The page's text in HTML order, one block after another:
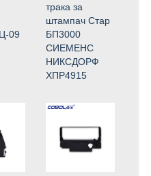
09
трака за
штампач Стар
БП3000
СИЕМЕНС
НИКСДОРФ
ХПР4915